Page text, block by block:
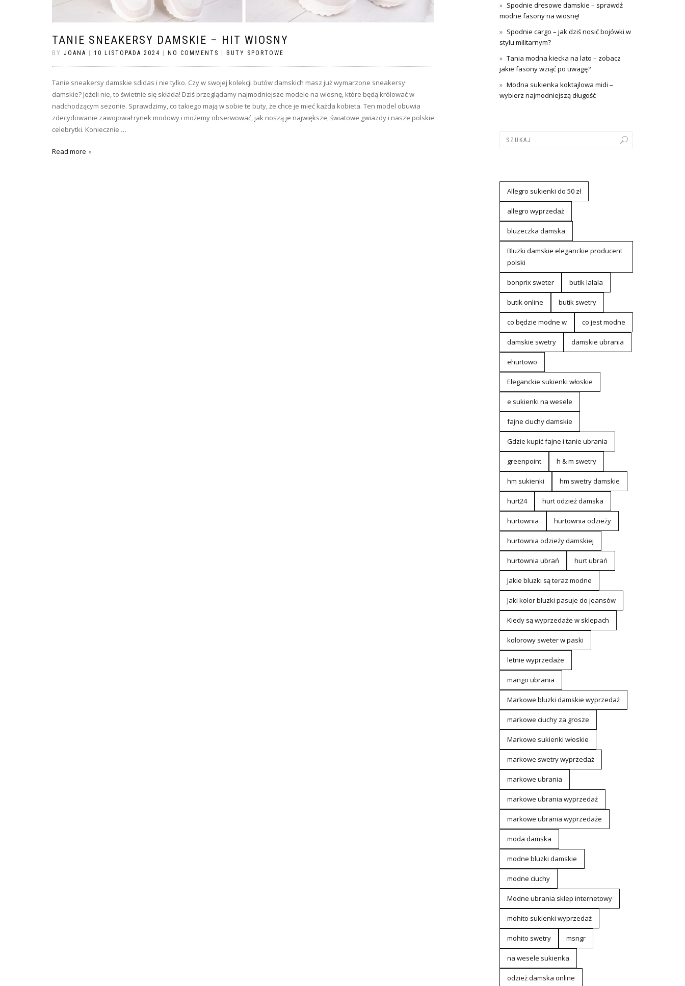
TANIE SNEAKERSY DAMSKIE – HIT WIOSNY
BY JOANA 10 LISTOPADA 2024 NO COMMENTS BUTY SPORTOWE
Tanie sneakersy damskie sdidas i nie tylko. Czy w swojej kolekcji butów damskich masz już wymarzone sneakersy
damskie? Jeżeli nie, to świetnie się składa! Dziś przeglądamy najmodniejsze modele na wiosnę, które będą królować w
nadchodzącym sezonie. Sprawdzimy, co takiego mają w sobie te buty, że chce je mieć każda kobieta. Ten model obuwia
zdecydowanie zawojował rynek modowy i możemy obserwować, jak noszą je największe, światowe gwiazdy i nasze polskie
celebrytki. Koniecznie …
Read more
Spodnie dresowe damskie – sprawdź
modne fasony na wiosnę!
Spodnie cargo – jak dziś nosić bojówki w
stylu militarnym?
Tania modna kiecka na lato – zobacz
jakie fasony wziąć po uwagę?
Modna sukienka koktajlowa midi –
wybierz najmodniejszą długość
Allegro sukienki do 50 zł
allegro wyprzedaż
bluzeczka damska
Bluzki damskie eleganckie producent
polski
bonprix sweter butik lalala
butik online butik swetry
co będzie modne w co jest modne
damskie swetry damskie ubrania
ehurtowo
Eleganckie sukienki włoskie
e sukienki na wesele
fajne ciuchy damskie
Gdzie kupić fajne i tanie ubrania
greenpoint h & m swetry
hm sukienki hm swetry damskie
hurt24 hurt odzież damska
hurtownia hurtownia odzieży
hurtownia odzieży damskiej
hurtownia ubrań hurt ubrań
Jakie bluzki są teraz modne
Jaki kolor bluzki pasuje do jeansów
Kiedy są wyprzedaże w sklepach
kolorowy sweter w paski
letnie wyprzedaże
mango ubrania
Markowe bluzki damskie wyprzedaż
markowe ciuchy za grosze
Markowe sukienki włoskie
markowe swetry wyprzedaż
markowe ubrania
markowe ubrania wyprzedaż
markowe ubrania wyprzedaże
moda damska
modne bluzki damskie
modne ciuchy
Modne ubrania sklep internetowy
mohito sukienki wyprzedaż
mohito swetry msngr
na wesele sukienka
odzież damska online